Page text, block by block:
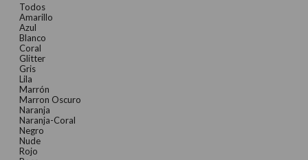
Todos
Amarillo
Azul
Blanco
Coral
Glitter
Gris
Lila
Marrón
Marron Oscuro
Naranja
Naranja-Coral
Negro
Nude
Rojo